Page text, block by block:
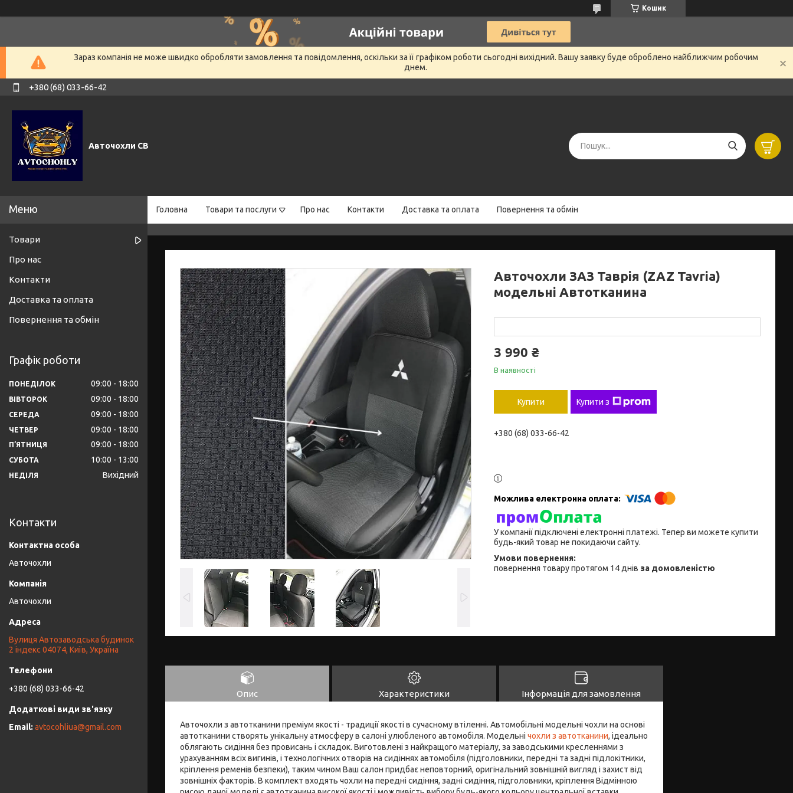
Кошик
Зараз компанія не може швидко обробляти замовлення та повідомлення, оскільки за її графіком роботи сьогодні вихідний. Вашу заявку буде оброблено найближчим робочим
днем.
+380 (68) 033-66-42
Авточохли СВ
Головна Товари та послуги Про нас Контакти Доставка та оплата Повернення та обмін
Авточохли ЗАЗ Таврія (ZAZ Tavria)
модельні Автотканина
3 990 ₴
В наявності
Купити Купити з
+380 (68) 033-66-42
У компанії підключені електронні платежі. Тепер ви можете купити
будь-який товар не покидаючи сайту.
повернення товару протягом 14 днів за домовленістю
Опис Характеристики Інформація для замовлення
Авточохли з автотканини преміум якості - традиції якості в сучасному втіленні. Автомобільні модельні чохли на основі
автотканини створять унікальну атмосферу в салоні улюбленого автомобіля. Модельні чохли з автотканини, ідеально
облягають сидіння без провисань і складок. Виготовлені з найкращого матеріалу, за заводськими кресленнями з
урахуванням всіх вигинів, і технологічних отворів на сидіннях автомобіля (підголовники, передні та задні підлокітники,
кріплення ременів безпеки), таким чином Ваш салон придбає неповторний, оригінальний зовнішній вигляд і захист від
зовнішніх факторів. В комплект входять чохли на передні сидіння, задні сидіння, підголовники, кріплення Відмінною
Товари
Про нас
Контакти
Доставка та оплата
Повернення та обмін
Графік роботи
ПОНЕДІЛОК 09:00 18:00
ВІВТОРОК 09:00 18:00
СЕРЕДА 09:00 18:00
ЧЕТВЕР 09:00 18:00
ПʼЯТНИЦЯ 09:00 18:00
СУБОТА 10:00 13:00
НЕДІЛЯ Вихідний
Контакти
Авточохли
Авточохли
Вулиця Автозаводська будинок
2 індекс 04074, Київ, Україна
+380 (68) 033-66-42
avtocohliua@gmail.com